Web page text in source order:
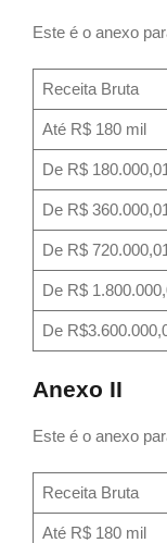
Este é o anexo
Receita Bruta
Até R$ 180 mil
De R$
De R$
De R$
De R$
De
Anexo II
Este é o anexo
Receita Bruta
Até R$ 180 mil